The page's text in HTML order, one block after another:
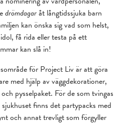
drömdagaråt långtidssjuka barn
kan önska sig vad som helst,
få rida eller testa på ett
kan slå in!
för Project Liv är att göra
med hjälp av väggdekorationer,
pysselpaket. För de som tvingas
finns det partypacks med
och annat trevligt som förgyller